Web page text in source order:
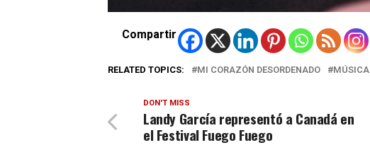
Compartir
RELATED TOPICS: MI CORAZÓN DESORDENADO MÚSICA
DON'T MISS
Landy García representó a Canadá en
el Festival Fuego Fuego